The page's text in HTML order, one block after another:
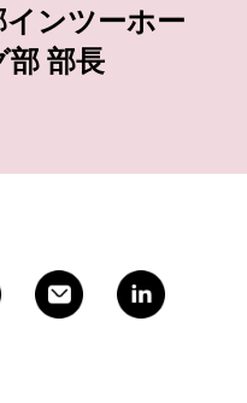
ンツーホー
部長